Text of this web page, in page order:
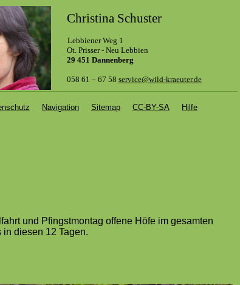
Christina Schuster
Lebbiener Weg 1
Ot. Prisser - Neu Lebbien
29 451 Dannenberg
058 61 – 67 58 service@wild-kraeuter.de
Navigation Sitemap CC-BY-SA Hilfe
und Pfingstmontag offene Höfe im gesamten
diesen 12 Tagen.